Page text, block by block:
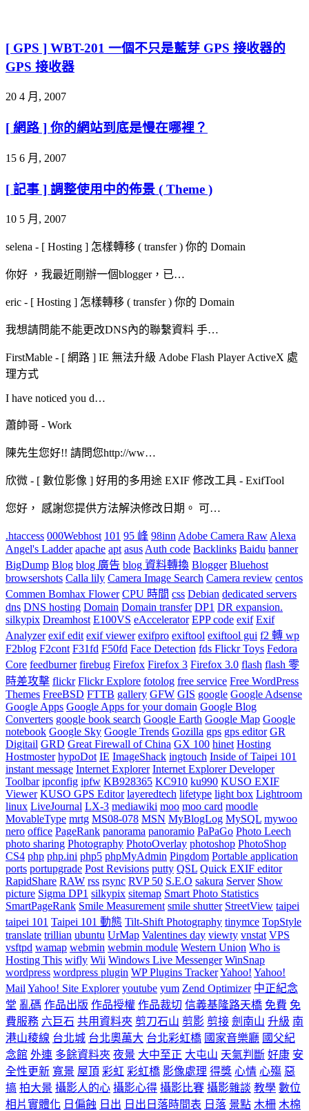
[ GPS ] WBT-201 一個不只是藍芽 GPS 接收器的
GPS 接收器
20 4 月, 2007
[ 網路 ] 你的網站到底是慢在哪裡？
15 6 月, 2007
[ 記事 ] 調整使用中的佈景 ( Theme )
10 5 月, 2007
selena - [ Hosting ] 怎樣轉移 ( transfer ) 你的 Domain
你好 ，我最近剛辦一個blogger，已…
eric - [ Hosting ] 怎樣轉移 ( transfer ) 你的 Domain
我想請問能不能更改DNS內的聯繫資料 手…
FirstMable - [ 網路 ] IE 無法升級 Adobe Flash Player ActiveX 處
理方式
I have noticed you d…
蕭帥哥 - Work
陳先生您好!! 請問您http://ww…
欣微 - [ 數位影像 ] 好用的多用途 EXIF 修改工具 - ExifTool
您好， 感謝您提供方法解決修改日期。 可…
.htaccess 000Webhost 101 95 峰 98inn Adobe Camera Raw Alexa
Angel's Ladder apache apt asus Auth code Backlinks Baidu banner
BigDump Blog blog 廣告 blog 資料轉換 Blogger Bluehost
browsershots Calla lily Camera Image Search Camera review centos
Commen Bomhax Flower CPU 時間 css Debian dedicated servers
dns DNS hosting Domain Domain transfer DP1 DR expansion.
silkypix Dreamhost E100VS eAccelerator EPP code exif Exif
Analyzer exif edit exif viewer exifpro exiftool exiftool gui f2 轉 wp
F2blog F2cont F31fd F50fd Face Detection fds Flickr Toys Fedora
Core feedburner firebug Firefox Firefox 3 Firefox 3.0 flash flash 零
時差攻擊 flickr Flickr Explore fotolog free service Free WordPress
Themes FreeBSD FTTB gallery GFW GIS google Google Adsense
Google Apps Google Apps for your domain Google Blog
Converters google book search Google Earth Google Map Google
notebook Google Sky Google Trends Gozilla gps gps editor GR
Digitail GRD Great Firewall of China GX 100 hinet Hosting
Hostmoster hypoDot IE ImageShack ingtouch Inside of Taipei 101
instant message Internet Explorer Internet Explorer Developer
Toolbar ipconfig ipfw KB928365 KC910 ku990 KUSO EXIF
Viewer KUSO GPS Editor layeredtech lifetype light box Lightroom
linux LiveJournal LX-3 mediawiki moo moo card moodle
MovableType mrtg MS08-078 MSN MyBlogLog MySQL mywoo
nero office PageRank panorama panoramio PaPaGo Photo Leech
photo sharing Photography PhotoOverlay photoshop PhotoShop
CS4 php php.ini php5 phpMyAdmin Pingdom Portable application
ports portupgrade Post Revisions putty QSL Quick EXIF editor
RapidShare RAW rss rsync RVP 50 S.E.O sakura Server Show
picture Sigma DP1 silkypix sitemap Smart Photo Statistics
SmartPageRank Smile Measurement smile shutter StreetView taipei
taipei 101 Taipei 101 動態 Tilt-Shift Photography tinymce TopStyle
translate trillian ubuntu UrMap Valentines day viewty vnstat VPS
vsftpd wamap webmin webmin module Western Union Who is
Hosting This wifly Wii Windows Live Messenger WinSnap
wordpress wordpress plugin WP Plugins TrackerYahoo! Yahoo!
Mail Yahoo! Site Explorer youtube yum Zend Optimizer 中正紀念
堂 亂碼 作品出版 作品授權 作品裁切 信義基隆路天橋 免費 免
費服務 六巨石 共用資料夾 剪刀石山 剪影 剪接 劍南山 升級 南
港山稜線 台北城 台北奧萬大 台北彩虹橋 國家音樂廳 國父紀
念館 外連 多餘資料夾 夜景 大中至正 大屯山 天氣判斷 好康 安
全性更新 寬景 屋頂 彩虹 彩虹橋 影像處理 得獎 心情 心殤 惡
搞 拍大景 攝影人的心 攝影心得 攝影比賽 攝影雜談 教學 數位
相片實體化 日偏蝕 日出 日出日落時間表 日落 景點 木柵 木棉